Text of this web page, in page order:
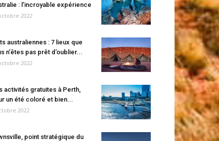
: l’incroyable expérience
2022
australiennes : 7 lieux que
n’êtes pas prêt d’oublier...
2022
activités gratuites à Perth,
un été coloré et bien...
2022
point stratégique du